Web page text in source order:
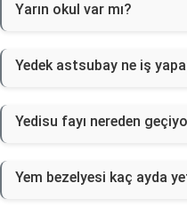
Yarın okul var mı?
Yedek astsubay ne iş
Yedisu fayı nereden
Yem bezelyesi kaç ayda